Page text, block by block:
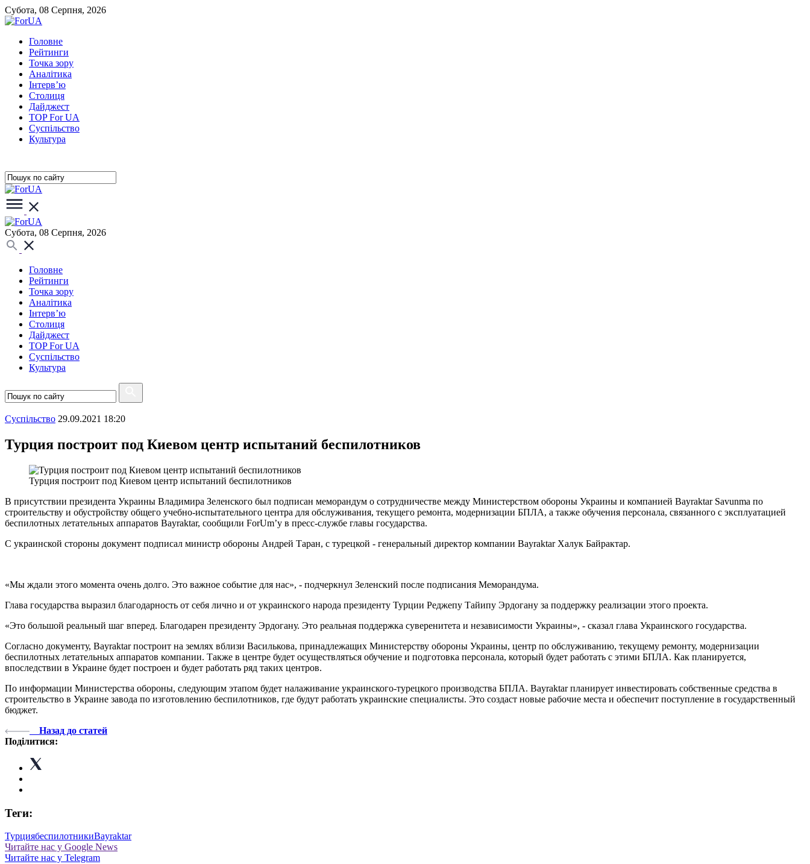
Субота, 08 Серпня, 2026
Головне
Рейтинги
Точка зору
Аналітика
Інтерв’ю
Столиця
Дайджест
TOP For UA
Суспiльство
Культура
Субота, 08 Серпня, 2026
Головне
Рейтинги
Точка зору
Аналітика
Інтерв’ю
Столиця
Дайджест
TOP For UA
Суспiльство
Культура
Суспiльство 29.09.2021 18:20
Турция построит под Киевом центр испытаний беспилотников
Турция построит под Киевом центр испытаний беспилотников
В присутствии президента Украины Владимира Зеленского был подписан меморандум о сотрудничестве между Министерством обороны Украины и компанией Bayraktar Savunma по
строительству и обустройству общего учебно-испытательного центра для обслуживания, текущего ремонта, модернизации БПЛА, а также обучения персонала, связанного с эксплуатацией
беспилотных летательных аппаратов Bayraktar, сообщили ForUm’у в пресс-службе главы государства.
С украинской стороны документ подписал министр обороны Андрей Таран, с турецкой - генеральный директор компании Bayraktar Халук Байрактар.
«Мы ждали этого момента очень долго. Это важное событие для нас», - подчеркнул Зеленский после подписания Меморандума.
Глава государства выразил благодарность от себя лично и от украинского народа президенту Турции Реджепу Тайипу Эрдогану за поддержку реализации этого проекта.
«Это большой реальный шаг вперед. Благодарен президенту Эрдогану. Это реальная поддержка суверенитета и независимости Украины», - сказал глава Украинского государства.
Согласно документу, Bayraktar построит на землях вблизи Василькова, принадлежащих Министерству обороны Украины, центр по обслуживанию, текущему ремонту, модернизации
беспилотных летательных аппаратов компании. Также в центре будет осуществляться обучение и подготовка персонала, который будет работать с этими БПЛА. Как планируется,
впоследствии в Украине будет построен и будет работать ряд таких центров.
По информации Министерства обороны, следующим этапом будет налаживание украинского-турецкого производства БПЛА. Bayraktar планирует инвестировать собственные средства в
строительство в Украине завода по изготовлению беспилотников, где будут работать украинские специалисты. Это создаст новые рабочие места и обеспечит поступление в государственный
бюджет.
Назад до статей
Поділитися:
Теги:
ТурциябеспилотникиBayraktar
Читайте нас у Google News
Читайте нас у Telegram